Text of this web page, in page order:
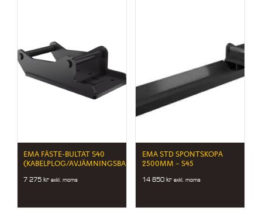
EMA FÄSTE-BULTAT S40
(KABELPLOG/AVJÄMNINGSBALK)
7 275kr exkl. moms
EMA STD SPONTSKOPA
2500MM – S45
14 850 kr exkl. moms